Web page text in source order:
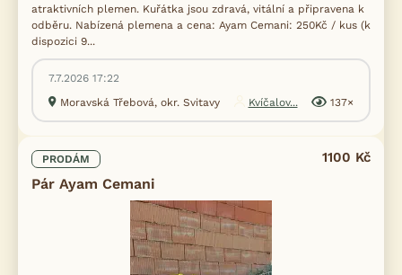
atraktivních plemen. Kuřátka jsou zdravá, vitální a připravena k
odběru. Nabízená plemena a cena: Ayam Cemani: 250Kč / kus (k
dispozici 9...
7.7.2026 17:22
Moravská Třebová, okr. Svitavy
Kvíčalov... 137×
PRODÁM
Pár Ayam Cemani
1100 Kč